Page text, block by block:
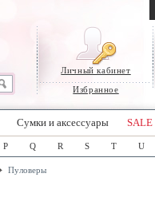
Личный кабинет
Избранное
Сумки и аксессуары SALE
P Q R S T U
Пуловеры